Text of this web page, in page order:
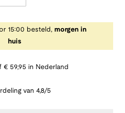
15:00 besteld, morgen in
huis
€ 59,95 in Nederland
van 4,8/5